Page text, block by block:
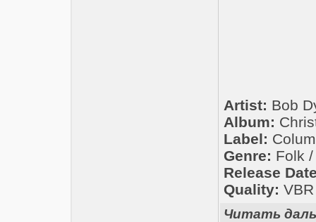
Artist: Bob
Album:
Label:
Genre: Folk
Release
Quality:
Читать